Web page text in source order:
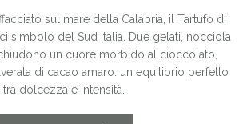
sul mare della Calabria, il Tartufo di
simbolo del Sud Italia. Due gelati, nocciola
un cuore morbido al cioccolato,
di cacao amaro: un equilibrio perfetto
tra dolcezza e intensità.